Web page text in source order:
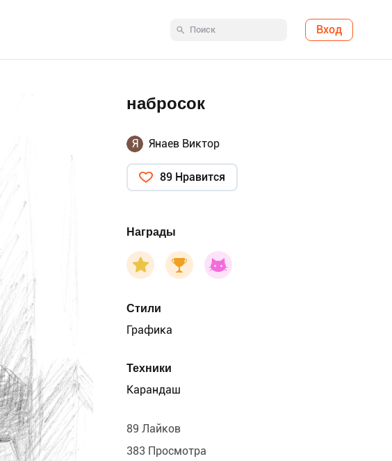
Вход
набросок
Я Янаев Виктор
89 Нравится
Награды
Стили
Графика
Техники
Карандаш
89 Лайков
383 Просмотра